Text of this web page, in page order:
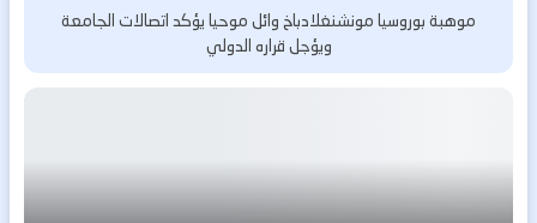
موهبة بوروسيا مونشنغلادباخ وائل موحيا يؤكد اتصالات الجامعة
ويؤجل قراره الدولي